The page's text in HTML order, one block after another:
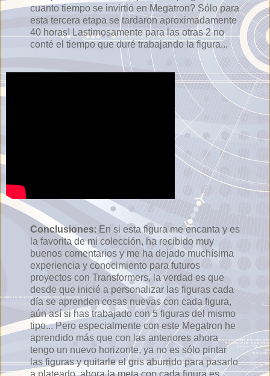
cuanto tiempo se invirtió en Megatron? Sólo para
esta tercera etapa se tardaron aproximadamente
40 horas! Lastimosamente para las otras 2 no
conté el tiempo que duré trabajando la figura...
Conclusiones: En si esta figura me encanta y es
la favorita de mi colección, ha recibido muy
buenos comentarios y me ha dejado muchísima
experiencia y conocimiento para futuros
proyectos con Transformers, la verdad es que
desde que inicié a personalizar las figuras cada
día se aprenden cosas nuevas con cada figura,
aún así si has trabajado con 5 figuras del mismo
tipo... Pero especialmente con este Megatron he
aprendido más que con las anteriores ahora
tengo un nuevo horizonte, ya no es sólo pintar
las figuras y quitarle el gris aburrido para pasarlo
a plateado, ahora la meta con cada figura es